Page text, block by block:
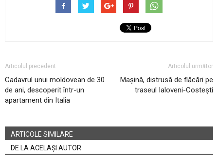
Articolul precedent
Cadavrul unui moldovean de 30
de ani, descoperit într-un
apartament din Italia
Articolul următor
Mașină, distrusă de flăcări pe
traseul Ialoveni-Costești
ARTICOLE SIMILARE
DE LA ACELAȘI AUTOR